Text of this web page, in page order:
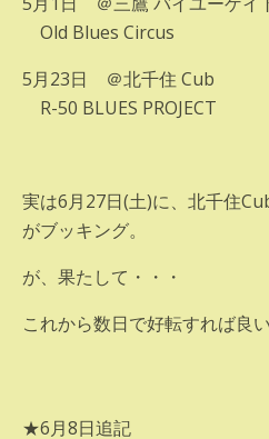
Old Blues Circus
5月23日 ＠北千住 Cub
R-50 BLUES PROJECT
実は6月27日(土)に、北千住
がブッキング。
が、果たして・・・
これから数日で好転すれば良い
★6月8日追記